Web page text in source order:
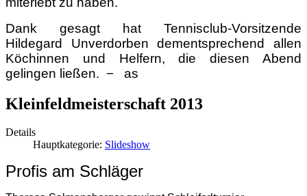
Dank gesagt hat Tennisclub-Vorsitzende
Hildegard Unverdorben dementsprechend allen
Köchinnen und Helfern, die diesen Abend
gelingen ließen. − as
Kleinfeldmeisterschaft 2013
Details
Hauptkategorie: Slideshow
Profis am Schläger